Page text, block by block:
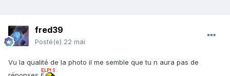
fred39
Posté(e) 22 mai
Vu la qualité de la photo il me semble que tu n aura pas de